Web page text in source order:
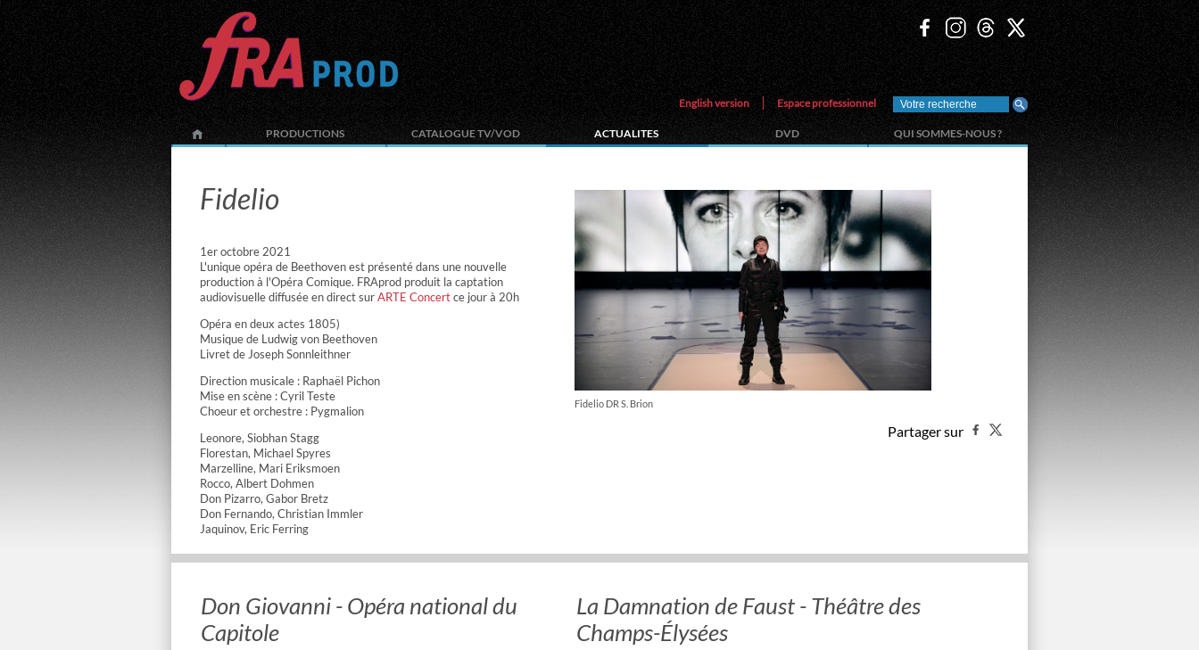
English version Espace professionnel
PRODUCTIONS CATALOGUE TV/VOD ACTUALITES DVD QUI SOMMES-NOUS ?
Fidelio
1er octobre 2021
L'unique opéra de Beethoven est présenté dans une nouvelle
production à l'Opéra Comique. FRAprod produit la captation
audiovisuelle diffusée en direct surARTE Concertce jour à 20h
Opéra en deux actes 1805)
Musique de Ludwig von Beethoven
Livret de Joseph Sonnleithner
Direction musicale : Raphaël Pichon
Mise en scène : Cyril Teste
Choeur et orchestre : Pygmalion
Leonore, Siobhan Stagg
Florestan, Michael Spyres
Marzelline, Mari Eriksmoen
Rocco, Albert Dohmen
Don Pizarro, Gabor Bretz
Don Fernando, Christian Immler
Jaquinov, Eric Ferring
Fidelio DR S. Brion
Partager sur
Don Giovanni - Opéra national du
Capitole
La Damnation de Faust - Théâtre des
Champs-Élysées